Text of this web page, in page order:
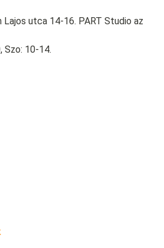
utca 14-16. PART Studio az
Szo: 10-14.